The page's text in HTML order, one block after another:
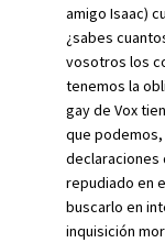
amigo Isaac)
¿sabes
vosotros los
tenemos la
gay de Vox
que podemos,
declaraciones
repudiado en
buscarlo en
inquisición